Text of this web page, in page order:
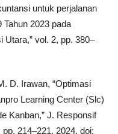
untuk perjalanan
2023 pada
vol. 2, pp. 380–
D. Irawan, “Optimasi
Learning Center (Slc)
Kanban,” J. Responsif
214–221, 2024, doi: